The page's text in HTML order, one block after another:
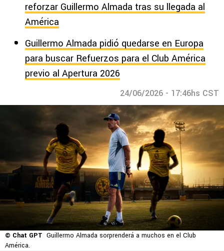
reforzar Guillermo Almada tras su llegada al
América
Guillermo Almada pidió quedarse en Europa
para buscar Refuerzos para el Club América
previo al Apertura 2026
24/06/2026 - 17:46hs CST
© Chat GPT Guillermo Almada sorprenderá a muchos en el Club
América.